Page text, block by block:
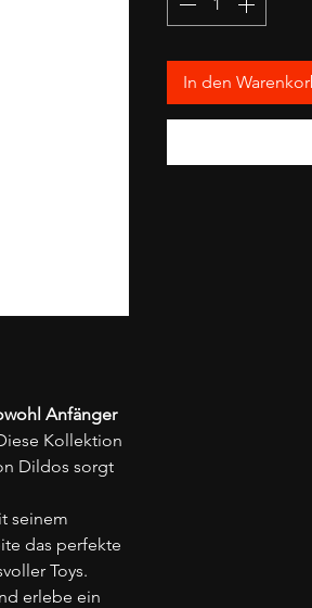
Anfänger
Kollektion
Dildos sorgt
seinem
das perfekte
Toys.
erlebe ein
In den